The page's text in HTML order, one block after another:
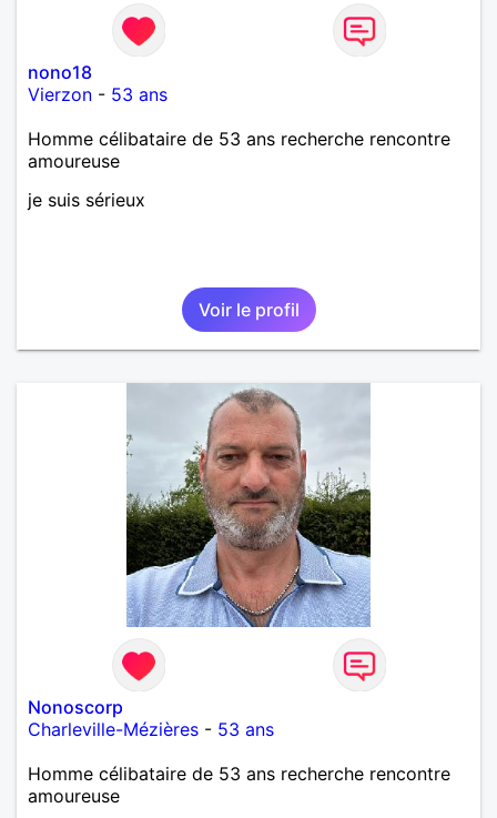
nono18
Vierzon - 53 ans
Homme célibataire de 53 ans recherche rencontre
amoureuse
je suis sérieux
Voir le profil
Nonoscorp
Charleville-Mézières - 53 ans
Homme célibataire de 53 ans recherche rencontre
amoureuse